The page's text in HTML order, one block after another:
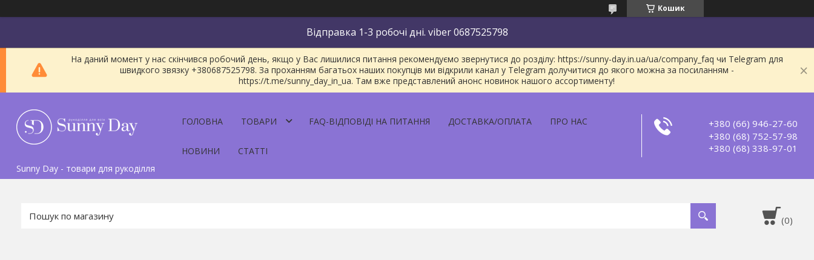
Кошик
Відправка 1-3 робочі дні. viber 0687525798
На даний момент у нас скінчився робочий день, якщо у Вас лишилися питання рекомендуємо звернутися до розділу: https://sunny-day.in.ua/ua/company_faq чи Telegram для
швидкого звязку +380687525798. За проханням багатьох наших покупців ми відкрили канал у Telegram долучитися до якого можна за посиланням -
https://t.me/sunny_day_in_ua. Там вже представлений анонс новинок нашого ассортименту!
Sunny Day - товари для рукоділля
ГОЛОВНА ТОВАРИ FAQ-ВІДПОВІДІ НА ПИТАННЯ ДОСТАВКА/ОПЛАТА ПРО НАС
НОВИНИ СТАТТІ
+380 (66) 946-27-60
+380 (68) 752-57-98
+380 (68) 338-97-01